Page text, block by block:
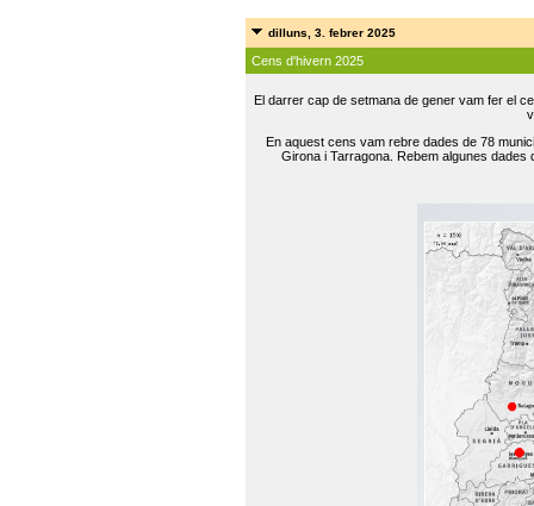
dilluns, 3. febrer 2025
Cens d'hivern 2025
El darrer cap de setmana de gener vam fer el
En aquest cens vam rebre dades de 78
Girona i Tarragona. Rebem algunes